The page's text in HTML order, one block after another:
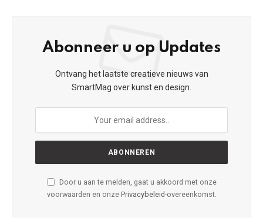
Abonneer u op Updates
Ontvang het laatste creatieve nieuws van
SmartMag over kunst en design.
Door u aan te melden, gaat u akkoord met onze
voorwaarden en onze Privacybeleid-overeenkomst.